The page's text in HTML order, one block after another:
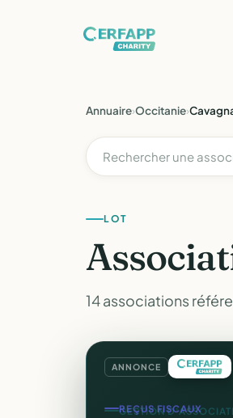
Annuaire›Occitanie›
LOT
14 associations
ANNONCE
REÇUS FISCAUX